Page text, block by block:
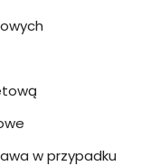
w przypadku